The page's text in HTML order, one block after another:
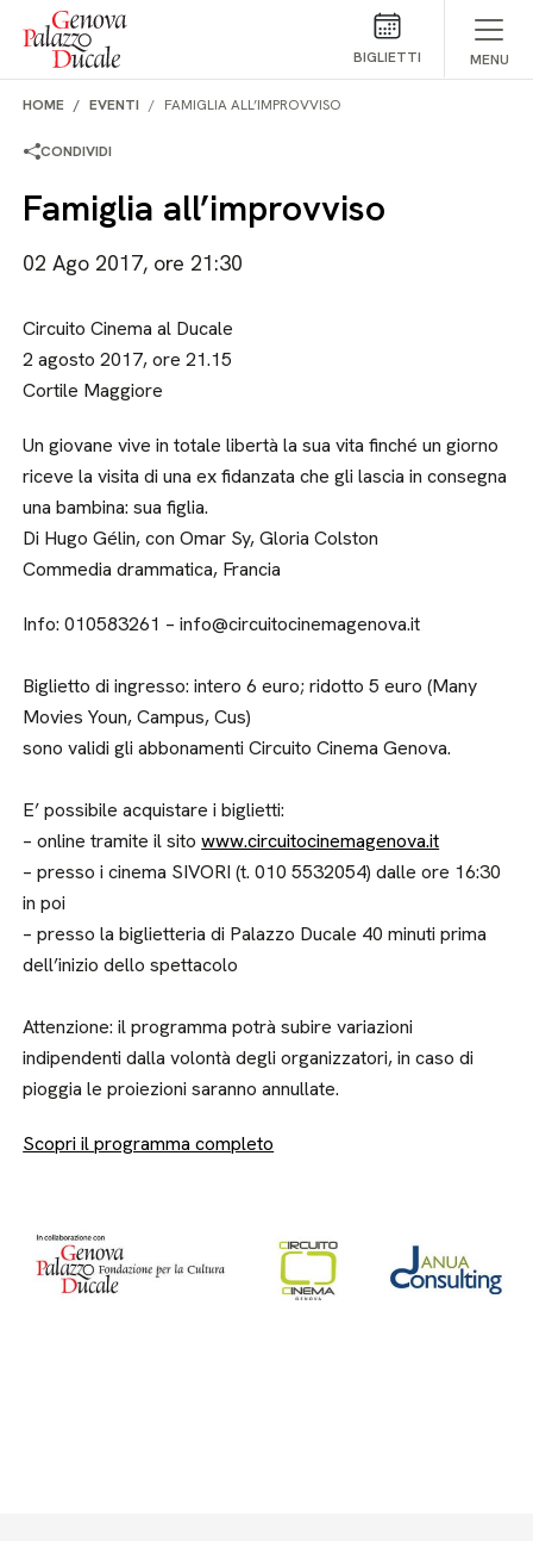
Salta al contenuto
BIGLIETTI MENU
HOME EVENTI FAMIGLIA ALL’IMPROVVISO
CONDIVIDI
Famiglia all’improvviso
02 Ago 2017, ore 21:30
Circuito Cinema al Ducale
2 agosto 2017, ore 21.15
Cortile Maggiore
Un giovane vive in totale libertà la sua vita finché un giorno
riceve la visita di una ex fidanzata che gli lascia in consegna
una bambina: sua figlia.
Di Hugo Gélin, con Omar Sy, Gloria Colston
Commedia drammatica, Francia
Info: 010583261 – info@circuitocinemagenova.it
Biglietto di ingresso: intero 6 euro; ridotto 5 euro (Many
Movies Youn, Campus, Cus)
sono validi gli abbonamenti Circuito Cinema Genova.
E’ possibile acquistare i biglietti:
– online tramite il sitowww.circuitocinemagenova.it
– presso i cinema SIVORI (t. 010 5532054) dalle ore 16:30
in poi
– presso la biglietteria di Palazzo Ducale 40 minuti prima
dell’inizio dello spettacolo
Attenzione: il programma potrà subire variazioni
indipendenti dalla volontà degli organizzatori, in caso di
pioggia le proiezioni saranno annullate.
Scopri il programma completo